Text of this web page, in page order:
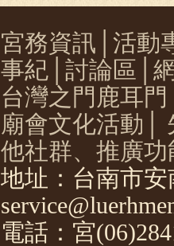
宮務資訊
活動
事紀
討論區
台灣之門鹿耳門
廟會文化活動
他社群、推廣功
地址：台南市
電話：宮